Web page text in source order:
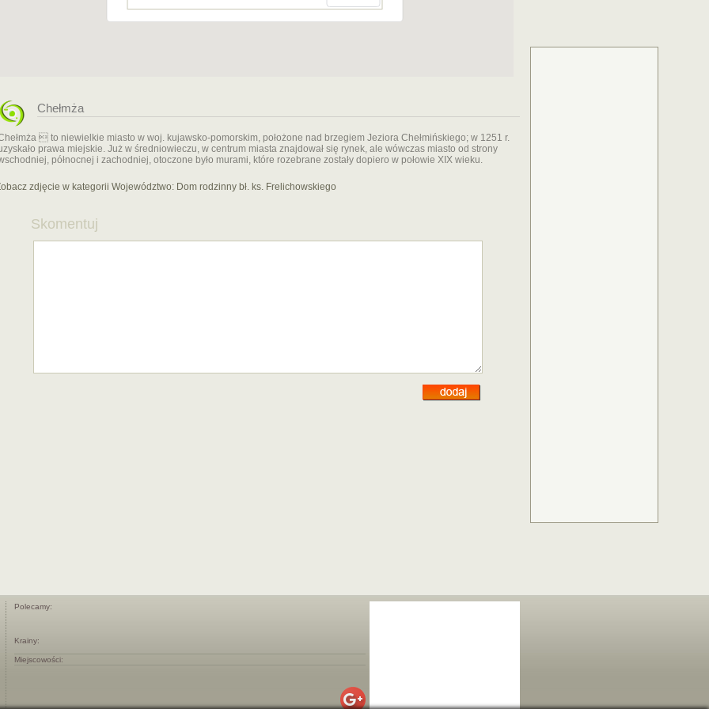
Chełmża
 to niewielkie miasto w woj. kujawsko-pomorskim, położone nad brzegiem Jeziora Chełmińskiego; w 1251 r.
prawa miejskie. Już w średniowieczu, w centrum miasta znajdował się rynek, ale wówczas miasto od strony
północnej i zachodniej, otoczone było murami, które rozebrane zostały dopiero w połowie XIX wieku.
zdjęcie w kategorii Województwo: Dom rodzinny bł. ks. Frelichowskiego
Skomentuj
Polecamy:
Krainy:
Miejscowości: